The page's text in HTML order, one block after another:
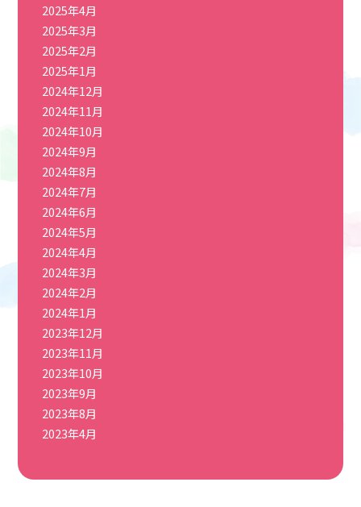
2025年4月
2025年3月
2025年2月
2025年1月
2024年12月
2024年11月
2024年10月
2024年9月
2024年8月
2024年7月
2024年6月
2024年5月
2024年4月
2024年3月
2024年2月
2024年1月
2023年12月
2023年11月
2023年10月
2023年9月
2023年8月
2023年4月